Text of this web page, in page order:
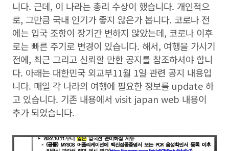
니다. 근데, 이 나라는 총리 수상이 했습니다. 개인적으
로, 그만큼 국내 인기가 좋지 않은가 봅니다. 코로나 전
에는 입국 조항이 장기간 변하지 않았는데, 코로나 이후
로는 빠른 주기로 변경이 있습니다. 해서, 여행을 가시기
전에, 최근 그리고 신뢰할 만한 공지를 참조하셔야 합니
다. 아래는 대한민국 외교부11월 1일 관련 공지 내용입
니다. 매일 각 나라의 여행에 필요한 정보를 update 하
고 있습니다. 기존 내용에서 visit japan web 내용이
추가 되었습니다.